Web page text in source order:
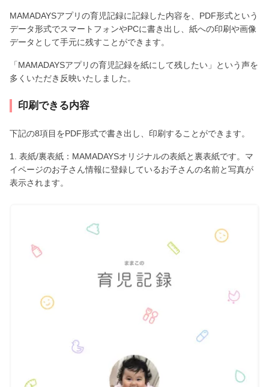
MAMADAYSアプリの育児記録に記録した内容を、PDF形式という
データ形式でスマートフォンやPCに書き出し、紙への印刷や画像
データとして手元に残すことができます。
「MAMADAYSアプリの育児記録を紙にして残したい」という声を
多くいただき反映いたしました。
印刷できる内容
下記の8項目をPDF形式で書き出し、印刷することができます。
1. 表紙/裏表紙：MAMADAYSオリジナルの表紙と裏表紙です。マ
イページのお子さん情報に登録しているお子さんの名前と写真が
表示されます。